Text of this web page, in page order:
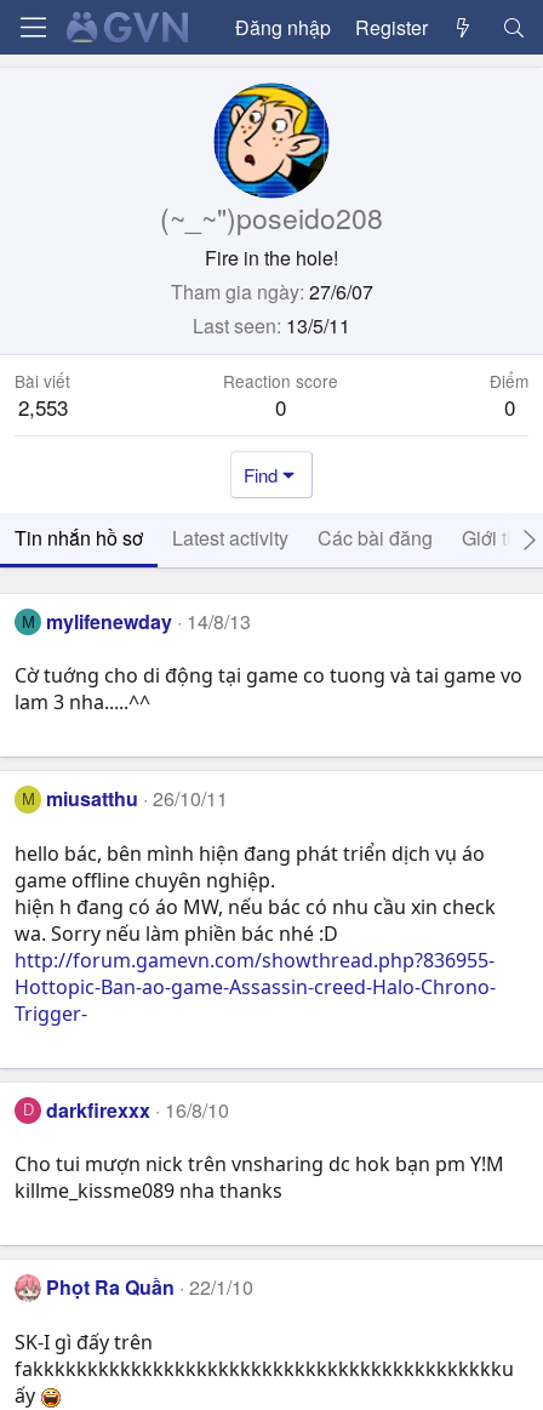
Đăng nhập Register
(~_~")poseido208
Fire in the hole!
Tham gia ngày 27/6/07
Last seen 13/5/11
Bài viết
2,553
Reaction score
0
Điểm
0
Find
Tin nhắn hồ sơ Latest activity Các bài đăng Giới thiệu
M mylifenewday 14/8/13
Cờ tuớng cho di động tại game co tuong và tai game vo
lam 3 nha.....^^
M miusatthu 26/10/11
hello bác, bên mình hiện đang phát triển dịch vụ áo
game offline chuyên nghiệp.
hiện h đang có áo MW, nếu bác có nhu cầu xin check
wa. Sorry nếu làm phiền bác nhé :D
http://forum.gamevn.com/showthread.php?836955-
Hottopic-Ban-ao-game-Assassin-creed-Halo-Chrono-
Trigger-
D darkfirexxx 16/8/10
Cho tui mượn nick trên vnsharing dc hok bạn pm Y!M
killme_kissme089 nha thanks
Phọt Ra Quần 22/1/10
SK-I gì đấy trên
fakkkkkkkkkkkkkkkkkkkkkkkkkkkkkkkkkkkkkkkkkkku
ấy